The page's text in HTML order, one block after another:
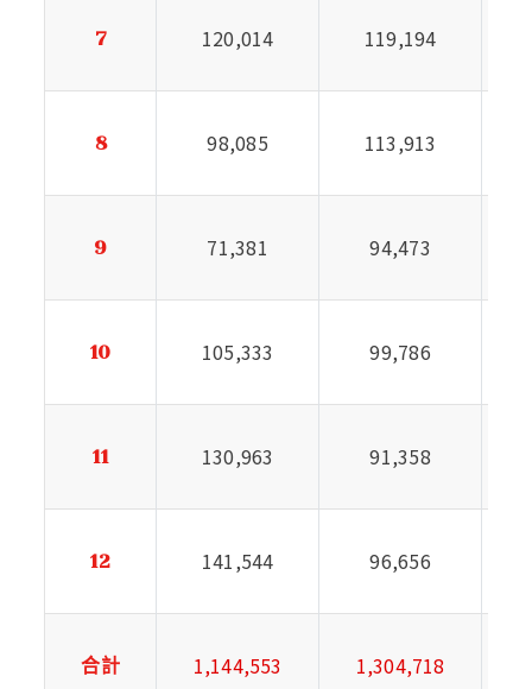
7 120,014 119,194
8 98,085 113,913
9 71,381 94,473
10 105,333 99,786
11 130,963 91,358
12 141,544 96,656
合計 1,144,553 1,304,718